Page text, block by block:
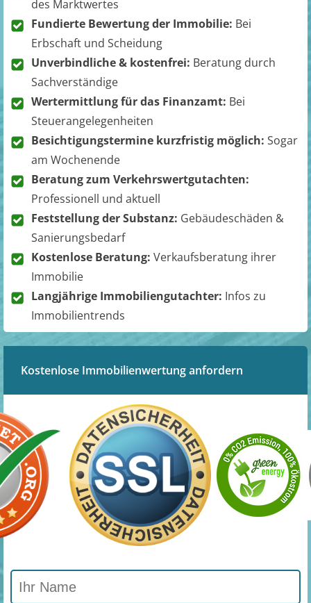
des Marktwertes
Fundierte Bewertung der Immobilie: Bei
Erbschaft und Scheidung
Unverbindliche & kostenfrei: Beratung durch
Sachverständige
Wertermittlung für das Finanzamt: Bei
Steuerangelegenheiten
Besichtigungstermine kurzfristig möglich: Sogar
am Wochenende
Beratung zum Verkehrswertgutachten:
Professionell und aktuell
Feststellung der Substanz: Gebäudeschäden &
Sanierungsbedarf
Kostenlose Beratung: Verkaufsberatung ihrer
Immobilie
Langjährige Immobiliengutachter: Infos zu
Immobilientrends
Kostenlose Immobilienwertung anfordern